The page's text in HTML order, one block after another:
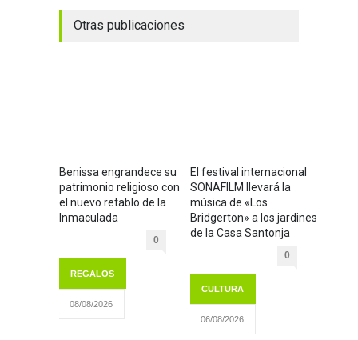
Otras publicaciones
Benissa engrandece su
patrimonio religioso con
el nuevo retablo de la
Inmaculada
0
REGALOS
08/08/2026
El festival internacional
SONAFILM llevará la
música de «Los
Bridgerton» a los jardines
de la Casa Santonja
0
CULTURA
06/08/2026